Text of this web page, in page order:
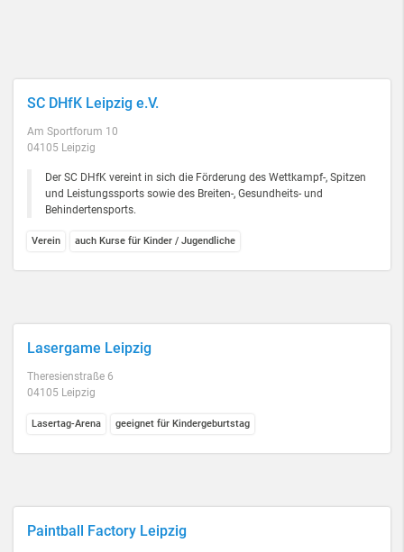
SC DHfK Leipzig e.V.
Am Sportforum 10
04105 Leipzig
Der SC DHfK vereint in sich die Förderung des Wettkampf-, Spitzen
und Leistungssports sowie des Breiten-, Gesundheits- und
Behindertensports.
Verein auch Kurse für Kinder / Jugendliche
Lasergame Leipzig
Theresienstraße 6
04105 Leipzig
Lasertag-Arena geeignet für Kindergeburtstag
Paintball Factory Leipzig